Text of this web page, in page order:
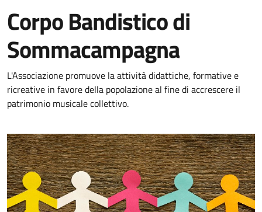
Corpo Bandistico di
Sommacampagna
L'Associazione promuove la attività didattiche, formative e
ricreative in favore della popolazione al fine di accrescere il
patrimonio musicale collettivo.